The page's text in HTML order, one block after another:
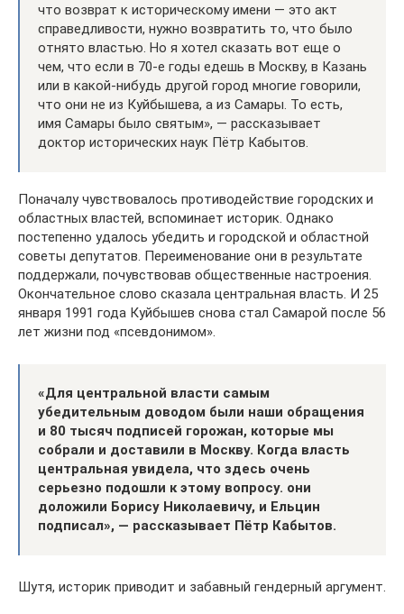
что возврат к историческому имени — это акт
справедливости, нужно возвратить то, что было
отнято властью. Но я хотел сказать вот еще о
чем, что если в 70-е годы едешь в Москву, в Казань
или в какой-нибудь другой город многие говорили,
что они не из Куйбышева, а из Самары. То есть,
имя Самары было святым», — рассказывает
доктор исторических наук Пётр Кабытов.
Поначалу чувствовалось противодействие городских и
областных властей, вспоминает историк. Однако
постепенно удалось убедить и городской и областной
советы депутатов. Переименование они в результате
поддержали, почувствовав общественные настроения.
Окончательное слово сказала центральная власть. И 25
января 1991 года Куйбышев снова стал Самарой после 56
лет жизни под «псевдонимом».
«Для центральной власти самым
убедительным доводом были наши обращения
и 80 тысяч подписей горожан, которые мы
собрали и доставили в Москву. Когда власть
центральная увидела, что здесь очень
серьезно подошли к этому вопросу. они
доложили Борису Николаевичу, и Ельцин
подписал», — рассказывает Пётр Кабытов.
Шутя, историк приводит и забавный гендерный аргумент.